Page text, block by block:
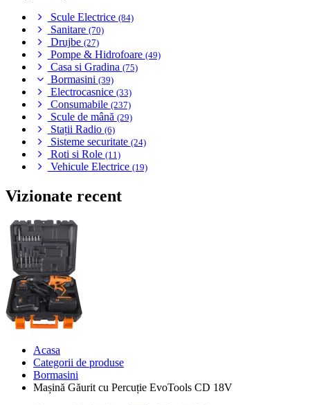
Scule Electrice (84)
Sanitare (70)
Drujbe (27)
Pompe & Hidrofoare (49)
Casa si Gradina (75)
Bormasini (39)
Electrocasnice (33)
Consumabile (237)
Scule de mână (29)
Stații Radio (6)
Sisteme securitate (24)
Roti si Role (11)
Vehicule Electrice (19)
Vizionate recent
Acasa
Categorii de produse
Bormasini
Mașină Găurit cu Percuție EvoTools CD 18V